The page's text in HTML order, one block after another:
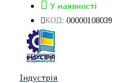
У наявності
КОД: 00000108039
Індустрія